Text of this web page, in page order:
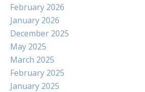
February 2026
January 2026
December 2025
May 2025
March 2025
February 2025
January 2025